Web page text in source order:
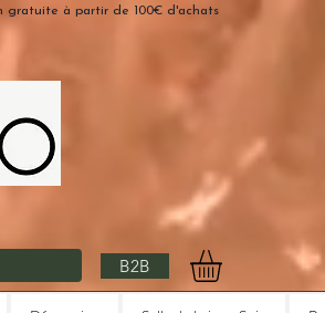
gratuite à partir de 100€ d'achats
B2B